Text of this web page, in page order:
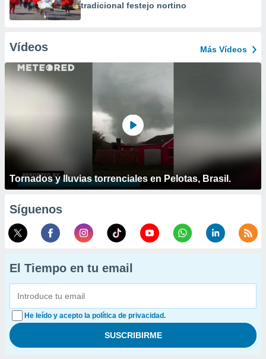
tradicional festejo nortino
Vídeos Más Vídeos
Tornados y lluvias torrenciales en Pelotas, Brasil.
Síguenos
El Tiempo en tu email
He leído y acepto la política de privacidad.